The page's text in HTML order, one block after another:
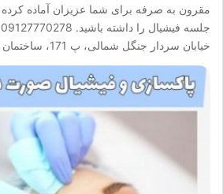
مقرون به صرفه برای شما عزیزان آماده کرده
خیابان سردار جنگل شمالی، پ 171، ساختمان سهند،…